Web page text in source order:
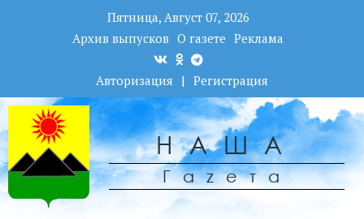
Пятница, Август 07, 2026
Архив выпусков О газете Реклама
Авторизация | Регистрация
НАША
Гаzета